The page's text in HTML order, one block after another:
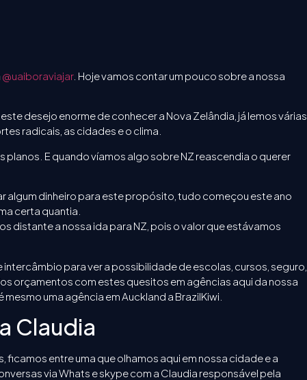
@uaiboraviajar. Hoje vamos contar um pouco sobre a nossa
desejo enorme de conhecer a Nova Zelândia, já lemos várias
radicais, as cidades e o clima.
planos. E quando víamos algo sobre NZ reascendia o querer
algum dinheiro para este propósito, tudo começou este ano
certa quantia.
distante a nossa ida para NZ, pois o valor que estávamos
para ver a possibilidade de escolas, cursos, seguro,
orçamentos com estes quesitos em agências aqui da nossa
uma agência em Auckland a BrazilKiwi.
Claudia
entre uma que olhamos aqui em nossa cidade e a
via Whats e skype com a Claudia responsável pela